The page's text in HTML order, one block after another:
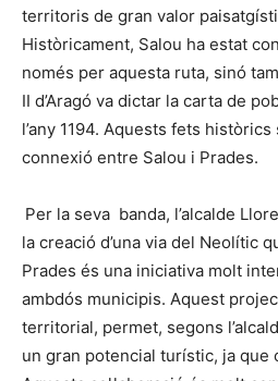
territoris de gran valor
Històricament, Salou ha estat
només per aquesta ruta, sinó
II d’Aragó va dictar la carta de
l’any 1194. Aquests fets
connexió entre Salou i Prades.
Per la seva banda, l’alcalde
la creació d’una via del Neolític
Prades és una iniciativa molt
ambdós municipis. Aquest
territorial, permet, segons
un gran potencial turístic, ja que